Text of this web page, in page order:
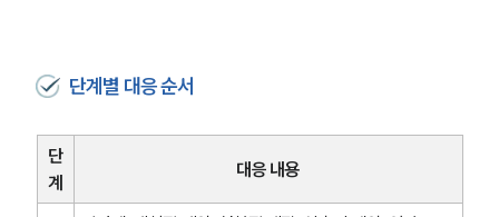
이혼소송·상담후기
업무
단계별 대응 순서
단
계
대응 내용